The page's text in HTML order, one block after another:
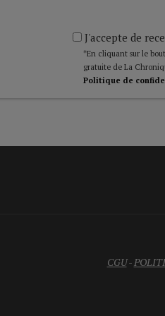
J'accepte de
*En cliquant sur le
gratuite de La
Politique de
CGU-